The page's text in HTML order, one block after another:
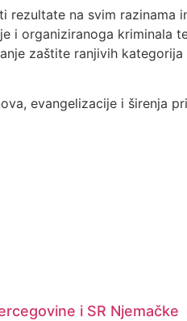
na svim razinama
i organiziranoga kriminala
zaštite ranjivih
evangelizacije i širenja
i SR Njemačke